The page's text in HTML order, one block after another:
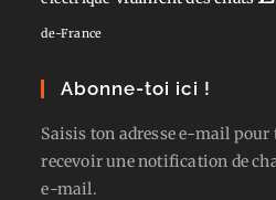
de-France
Abonne-toi ici !
Saisis ton adresse e-mail pour
recevoir une notification de
e-mail.